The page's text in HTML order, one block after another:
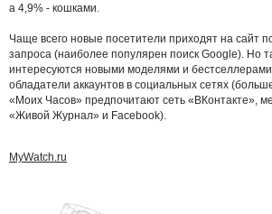
а 4,9% - кошками.
Чаще всего новые посетители приходят на сайт
запроса (наиболее популярен поиск Google). Но
интересуются новыми моделями и бестселлерами
обладатели аккаунтов в социальных сетях
«Моих Часов» предпочитают сеть «ВКонтакте»,
«Живой Журнал» и Facebook).
MyWatch.ru